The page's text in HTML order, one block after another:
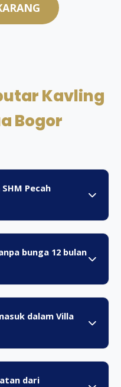
Kavling
Bogor
Pecah
bunga 12 bulan
dalam Villa
dari